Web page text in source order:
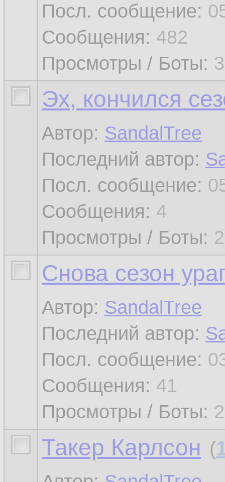
Посл. сообщение:
Сообщения: 482
Просмотры / Боты:
Эх, кончился
Автор: SandalTree
Последний автор:
Посл. сообщение:
Сообщения: 4
Просмотры / Боты:
Снова сезон
Автор: SandalTree
Последний автор:
Посл. сообщение:
Сообщения: 41
Просмотры / Боты:
Такер Карлсон (